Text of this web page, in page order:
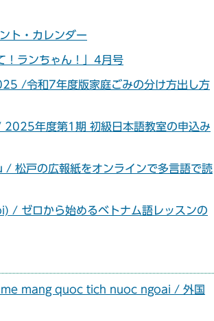
・カレンダー
ランちゃん！」4月号
/令和7年度版家庭ごみの分け方出し方
年度第1期 初級日本語教室の申込み
戸の広報紙をオンラインで多言語で読
ロから始めるベトナム語レッスンの
mang quoc tich nuoc ngoai / 外国